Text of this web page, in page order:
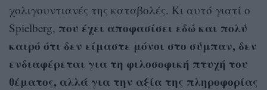
χολιγουντιανές της καταβολές. Κι αυτό γιατί ο
Spielberg, που έχει αποφασίσει εδώ και πολύ
καιρό ότι δεν είμαστε μόνοι στο σύμπαν, δεν
ενδιαφέρεται για τη φιλοσοφική πτυχή του
θέματος, αλλά για την αξία της πληροφορίας